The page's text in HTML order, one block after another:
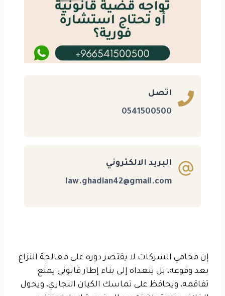
اتصل
0541500500
البريد الالكتروني
law.ghadian42@gmail.com
إن محامي الشركات لا يقتصر دوره على معالجة النزاع
بعد وقوعه، بل يتعداه إلى بناء إطار قانوني يمنع
تفاقمه، ويحافظ على تماسك الكيان التجاري، ويحول